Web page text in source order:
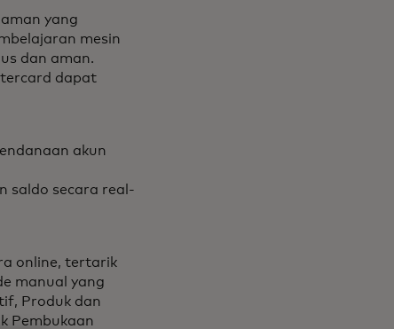
yang
mesin
dan aman.
dapat
akun
saldo secara real-
online, tertarik
manual yang
Produk dan
Pembukaan